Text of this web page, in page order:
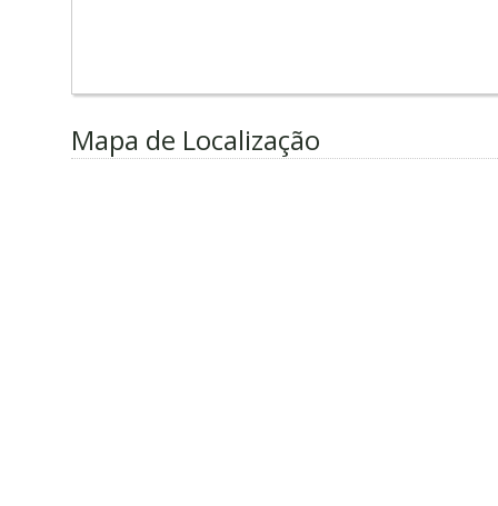
Mapa de Localização